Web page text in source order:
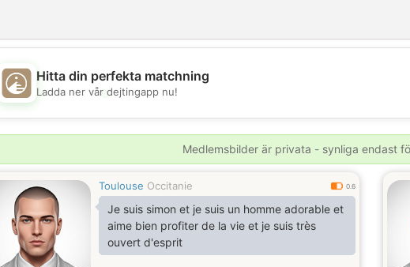
💖
💕
Hitta din perfekta matchning
Ladda ner vår dejtingapp nu!
Medlemsbilder är privata - synliga endast
Toulouse Occitanie 0.6
Je suis simon et je suis un homme adorable et
aime bien profiter de la vie et je suis très
ouvert d'esprit